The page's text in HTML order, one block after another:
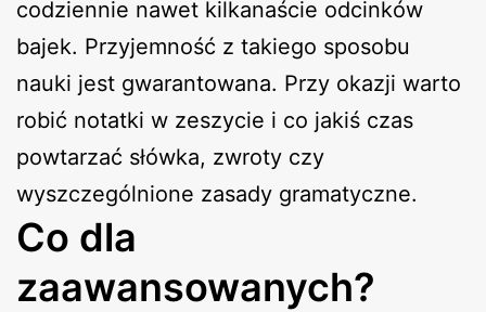
codziennie nawet kilkanaście odcinków
bajek. Przyjemność z takiego sposobu
nauki jest gwarantowana. Przy okazji warto
robić notatki w zeszycie i co jakiś czas
powtarzać słówka, zwroty czy
wyszczególnione zasady gramatyczne.
Co dla
zaawansowanych?